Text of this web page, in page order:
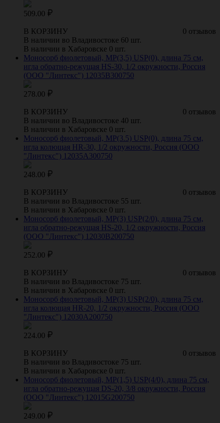
509.00
0 отзывов
В КОРЗИНУ
В наличии во Владивостоке 60 шт.
В наличии в Хабаровске 0 шт.
Моносорб фиолетовый, МР(3,5) USP(0), длина 75 см,
игла обратно-режущая HS-30, 1/2 окружности, Россия
(ООО "Линтекс") 12035B300750
278.00
0 отзывов
В КОРЗИНУ
В наличии во Владивостоке 40 шт.
В наличии в Хабаровске 0 шт.
Моносорб фиолетовый, МР(3.5) USP(0), длина 75 см,
игла колющая HR-30, 1/2 окружности, Россия (ООО
"Линтекс") 12035A300750
248.00
0 отзывов
В КОРЗИНУ
В наличии во Владивостоке 55 шт.
В наличии в Хабаровске 0 шт.
Моносорб фиолетовый, МР(3) USP(2/0), длина 75 см,
игла обратно-режущая HS-20, 1/2 окружности, Россия
(ООО "Линтекс") 12030B200750
252.00
0 отзывов
В КОРЗИНУ
В наличии во Владивостоке 75 шт.
В наличии в Хабаровске 0 шт.
Моносорб фиолетовый, МР(3) USP(2/0), длина 75 см,
игла колющая HR-20, 1/2 окружности, Россия (ООО
"Линтекс") 12030A200750
224.00
0 отзывов
В КОРЗИНУ
В наличии во Владивостоке 75 шт.
В наличии в Хабаровске 0 шт.
Моносорб фиолетовый, МР(1,5) USP(4/0), длина 75 см,
игла обратно-режущая DS-20, 3/8 окружности, Россия
(ООО "Линтекс") 12015G200750
249.00